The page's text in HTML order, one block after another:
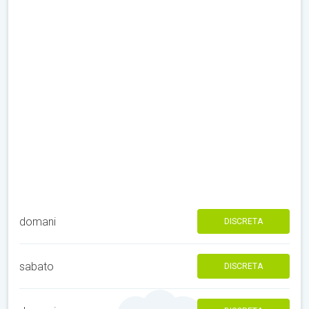
domani DISCRETA
sabato DISCRETA